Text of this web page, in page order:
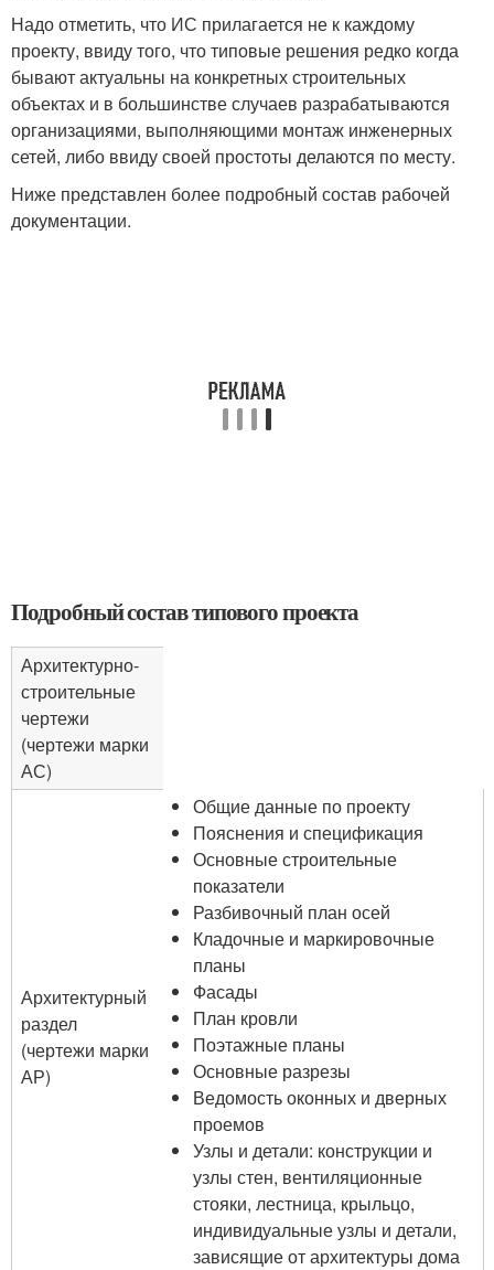
Надо отметить, что ИС прилагается не к каждому
проекту, ввиду того, что типовые решения редко когда
бывают актуальны на конкретных строительных
объектах и в большинстве случаев разрабатываются
организациями, выполняющими монтаж инженерных
сетей, либо ввиду своей простоты делаются по месту.
Ниже представлен более подробный состав рабочей
документации.
Подробный состав типового проекта
Архитектурно-
строительные
чертежи
(чертежи марки
АС)
Архитектурный
раздел
(чертежи марки
АР)
Общие данные по проекту
Пояснения и спецификация
Основные строительные
показатели
Разбивочный план осей
Кладочные и маркировочные
планы
Фасады
План кровли
Поэтажные планы
Основные разрезы
Ведомость оконных и дверных
проемов
Узлы и детали: конструкции и
узлы стен, вентиляционные
стояки, лестница, крыльцо,
индивидуальные узлы и детали,
зависящие от архитектуры дома